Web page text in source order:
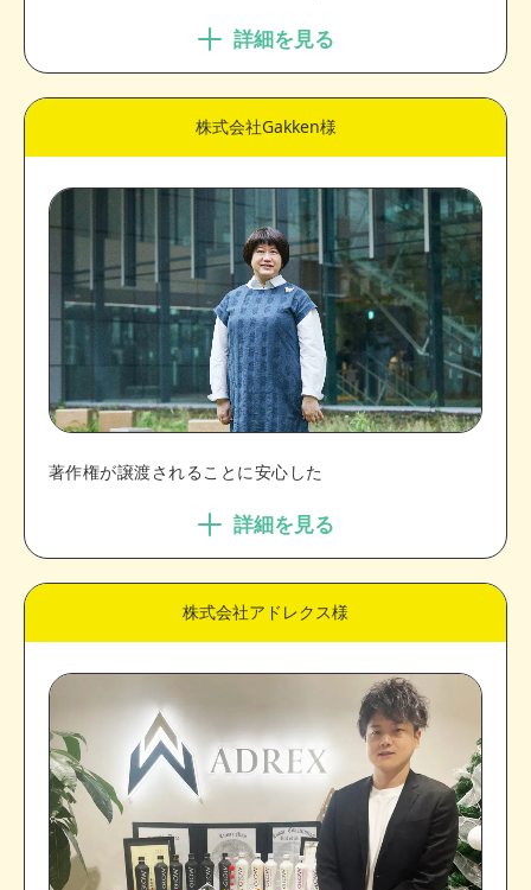
詳細を見る
株式会社Gakken様
著作権が譲渡されることに安心した
詳細を見る
株式会社アドレクス様